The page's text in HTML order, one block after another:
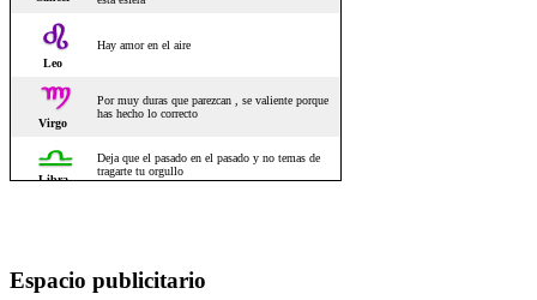
Espacio publicitario